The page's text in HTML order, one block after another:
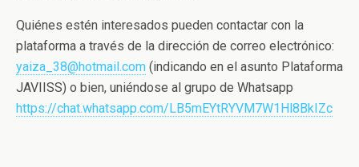
Quiénes estén interesados pueden contactar con la
plataforma a través de la dirección de correo electrónico:
yaiza_38@hotmail.com (indicando en el asunto Plataforma
JAVIISS) o bien, uniéndose al grupo de Whatsapp
https://chat.whatsapp.com/LB5mEYtRYVM7W1Hl8BkIZc